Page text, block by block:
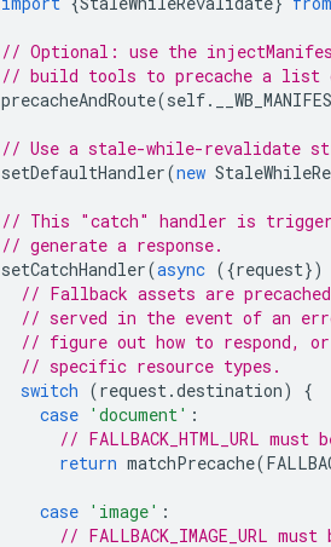
// Optional: use the
// build tools to precache a list
precacheAndRoute(self.
// Use a stale-while-revalidate
setDefaultHandler(new
// This "catch" handler is
// generate a response.
setCatchHandler(async ({request})
// Fallback assets are
// served in the event of an
// figure out how to respond,
// specific resource types.
switch (request.destination)
{
case 'document' :
// FALLBACK_HTML_URL
return matchPrecache(
case 'image' :
// FALLBACK_IMAGE_URL